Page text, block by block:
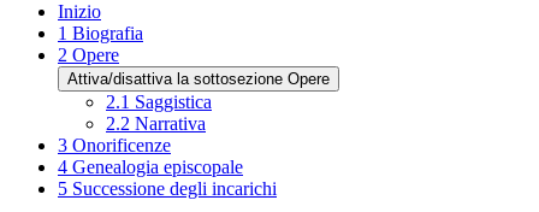
Inizio
1 Biografia
2 Opere
Attiva/disattiva la sottosezione Opere
2.1 Saggistica
2.2 Narrativa
3 Onorificenze
4 Genealogia episcopale
5 Successione degli incarichi